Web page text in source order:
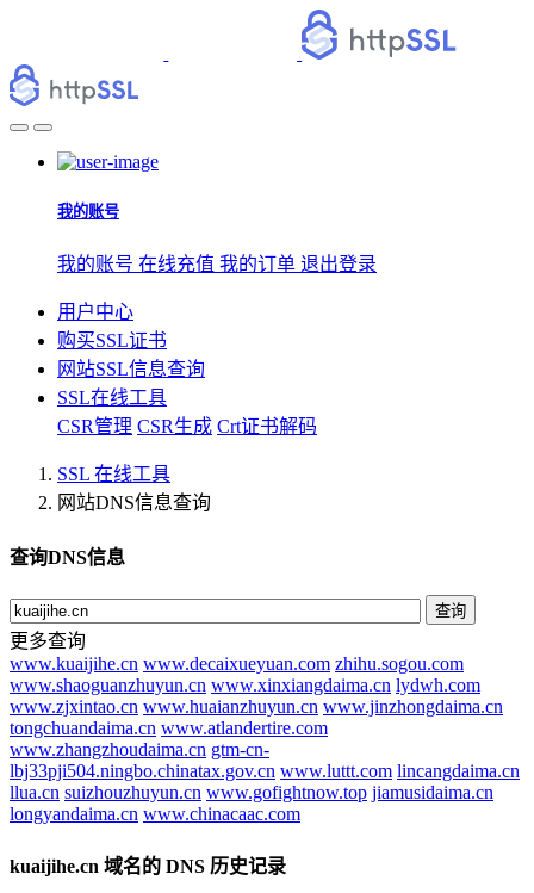
我的账号
我的账号 在线充值 我的订单 退出登录
用户中心
购买SSL证书
网站SSL信息查询
SSL在线工具
CSR管理 CSR生成 Crt证书解码
SSL 在线工具
网站DNS信息查询
查询DNS信息
查询
更多查询
www.kuaijihe.cn www.decaixueyuan.com zhihu.sogou.com
www.shaoguanzhuyun.cn www.xinxiangdaima.cn lydwh.com
www.zjxintao.cn www.huaianzhuyun.cn www.jinzhongdaima.cn
tongchuandaima.cn www.atlandertire.com
www.zhangzhoudaima.cn gtm-cn-
lbj33pji504.ningbo.chinatax.gov.cn www.luttt.com lincangdaima.cn
llua.cn suizhouzhuyun.cn www.gofightnow.top jiamusidaima.cn
longyandaima.cn www.chinacaac.com
kuaijihe.cn 域名的 DNS 历史记录